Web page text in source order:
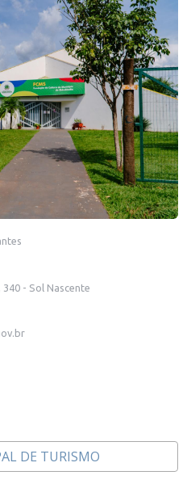
340 - Sol Nascente
DE TURISMO